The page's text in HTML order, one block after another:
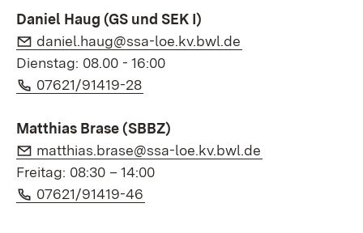
Daniel Haug (GS und SEK I)
E-Mail:
daniel.haug@ssa-loe.kv.bwl.de
Dienstag: 08.00 - 16:00
Telefon:
07621/91419-28
Matthias Brase (SBBZ)
E-Mail:
matthias.brase@ssa-loe.kv.bwl.de
Freitag: 08:30 – 14:00
Telefon:
07621/91419-46